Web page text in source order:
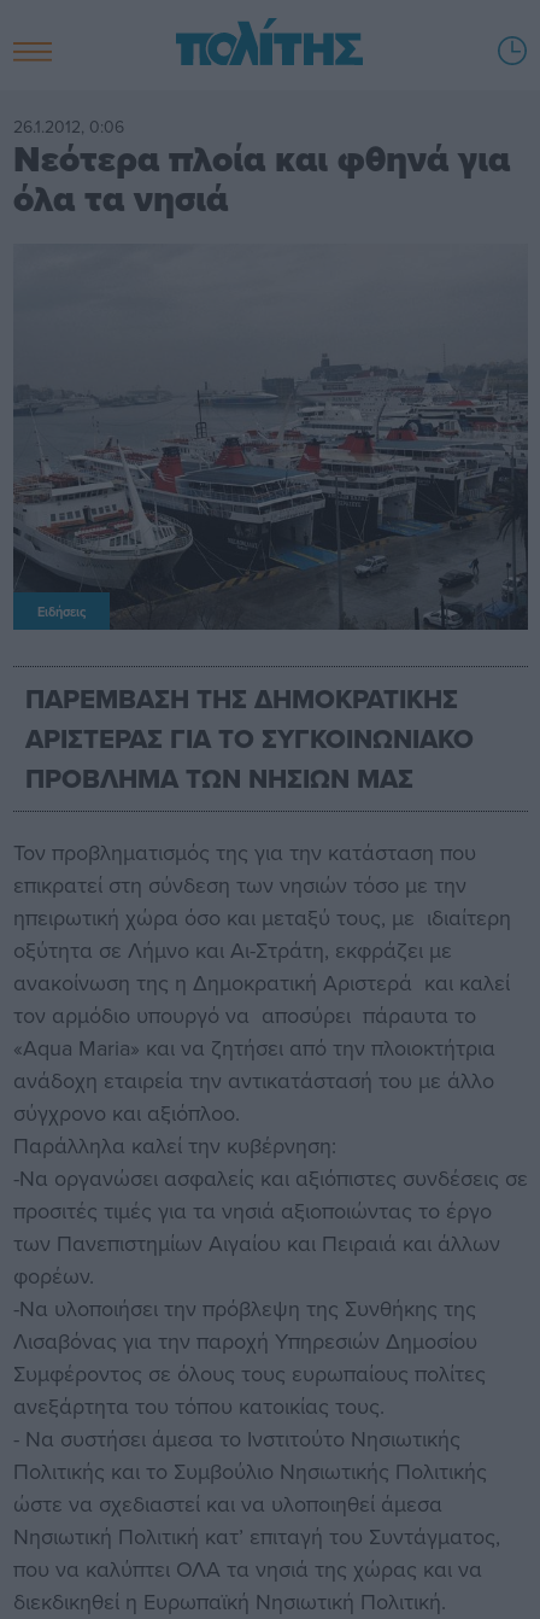
26.1.2012, 0:06
Νεότερα πλοία και φθηνά για
όλα τα νησιά
Ειδήσεις
ΠΑΡΕΜΒΑΣΗ ΤΗΣ ΔΗΜΟΚΡΑΤΙΚΗΣ
ΑΡΙΣΤΕΡΑΣ ΓΙΑ ΤΟ ΣΥΓΚΟΙΝΩΝΙΑΚΟ
ΠΡΟΒΛΗΜΑ ΤΩΝ ΝΗΣΙΩΝ ΜΑΣ
Τον προβληματισμός της για την κατάσταση που
επικρατεί στη σύνδεση των νησιών τόσο με την
ηπειρωτική χώρα όσο και μεταξύ τους, με ιδιαίτερη
οξύτητα σε Λήμνο και Αι-Στράτη, εκφράζει με
ανακοίνωση της η Δημοκρατική Αριστερά και καλεί
τον αρμόδιο υπουργό να αποσύρει πάραυτα το
«Aqua Maria» και να ζητήσει από την πλοιοκτήτρια
ανάδοχη εταιρεία την αντικατάστασή του με άλλο
σύγχρονο και αξιόπλοο.
Παράλληλα καλεί την κυβέρνηση:
-Να οργανώσει ασφαλείς και αξιόπιστες συνδέσεις σε
προσιτές τιμές για τα νησιά αξιοποιώντας το έργο
των Πανεπιστημίων Αιγαίου και Πειραιά και άλλων
φορέων.
-Να υλοποιήσει την πρόβλεψη της Συνθήκης της
Λισαβόνας για την παροχή Υπηρεσιών Δημοσίου
Συμφέροντος σε όλους τους ευρωπαίους πολίτες
ανεξάρτητα του τόπου κατοικίας τους.
- Να συστήσει άμεσα το Ινστιτούτο Νησιωτικής
Πολιτικής και το Συμβούλιο Νησιωτικής Πολιτικής
ώστε να σχεδιαστεί και να υλοποιηθεί άμεσα
Νησιωτική Πολιτική κατ’ επιταγή του Συντάγματος,
που να καλύπτει ΟΛΑ τα νησιά της χώρας και να
διεκδικηθεί η Ευρωπαϊκή Νησιωτική Πολιτική.